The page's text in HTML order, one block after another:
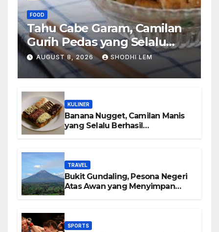
FOOD
Tahu Cabe Garam, Camilan
Gurih Pedas yang Selalu
Bikin Ingin Nambah
AUGUST 8, 2026 SHODHI LEM
KULINER
Banana Nugget, Camilan Manis
yang Selalu Berhasil
TRAVEL
Bukit Gundaling, Pesona Negeri
Atas Awan yang Menyimpan
SPORTS